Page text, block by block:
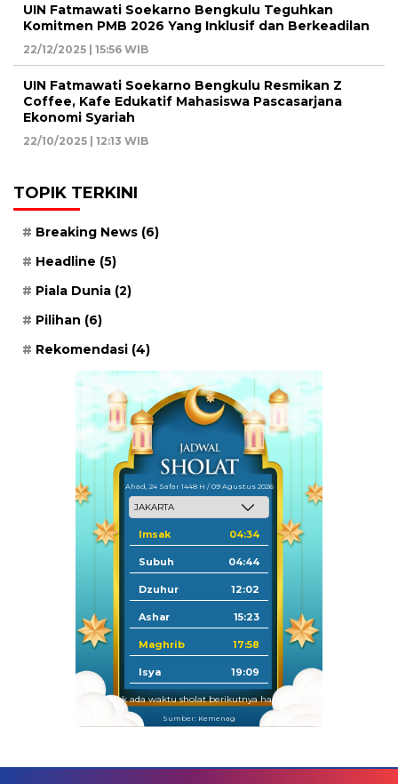
UIN Fatmawati Soekarno Bengkulu Teguhkan
Komitmen PMB 2026 Yang Inklusif dan Berkeadilan
22/12/2025 | 15:56 WIB
UIN Fatmawati Soekarno Bengkulu Resmikan Z
Coffee, Kafe Edukatif Mahasiswa Pascasarjana
Ekonomi Syariah
22/10/2025 | 12:13 WIB
TOPIK TERKINI
Breaking News (6)
Headline (5)
Piala Dunia (2)
Pilihan (6)
Rekomendasi (4)
Ahad, 24 Safar 1448 H / 09 Agustus 2026
Imsak 04:34
Subuh 04:44
Dzuhur 12:02
Ashar 15:23
Maghrib 17:58
Isya 19:09
Tidak ada waktu sholat berikutnya hari ini.
Sumber: Kemenag